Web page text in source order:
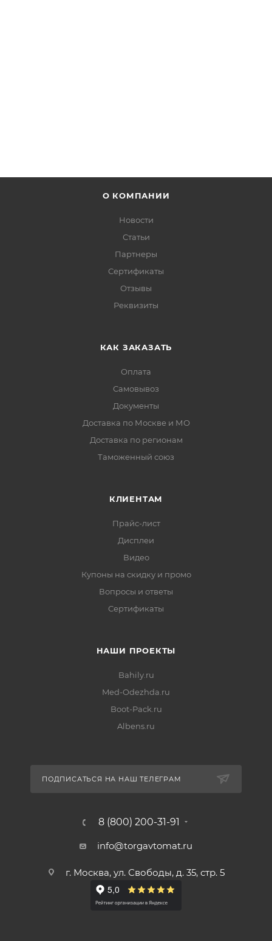
О КОМПАНИИ
Новости
Статьи
Партнеры
Сертификаты
Отзывы
Реквизиты
КАК ЗАКАЗАТЬ
Оплата
Самовывоз
Документы
Доставка по Москве и МО
Доставка по регионам
Таможенный союз
КЛИЕНТАМ
Прайс-лист
Дисплеи
Видео
Купоны на скидку и промо
Вопросы и ответы
Сертификаты
НАШИ ПРОЕКТЫ
Bahily.ru
Med-Odezhda.ru
Boot-Pack.ru
Albens.ru
ПОДПИСАТЬСЯ НА НАШ ТЕЛЕГРАМ
8 (800) 200-31-91
info@torgavtomat.ru
г. Москва, ул. Свободы, д. 35, стр. 5